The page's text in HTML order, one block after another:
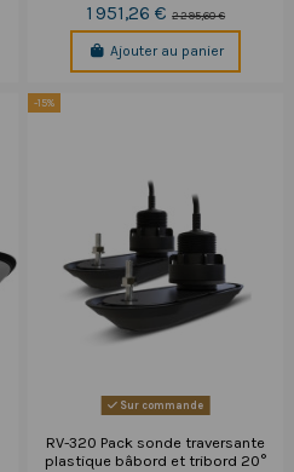
1 951,26 €2 295,60 €
Ajouter au panier
-15%
Sur commande
RV-320 Pack sonde traversante
plastique bâbord et tribord 20°